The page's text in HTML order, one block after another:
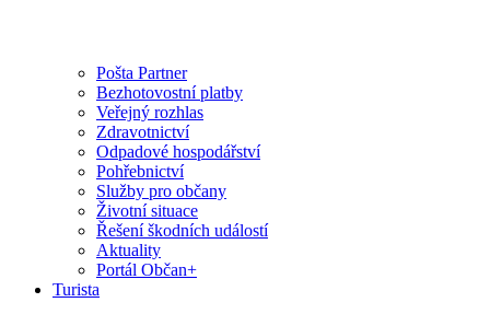
Pošta Partner
Bezhotovostní platby
Veřejný rozhlas
Zdravotnictví
Odpadové hospodářství
Pohřebnictví
Služby pro občany
Životní situace
Řešení škodních událostí
Aktuality
Portál Občan+
Turista